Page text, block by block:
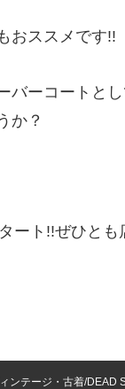
おススメです!!
バーコートと
か？
ート!!ぜひとも
ンテージ・古着/DEAD